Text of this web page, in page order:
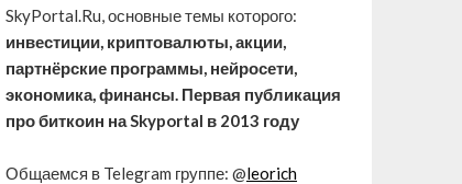
SkyPortal.Ru, основные темы которого:
инвестиции, криптовалюты, акции,
партнёрские программы, нейросети,
экономика, финансы. Первая публикация
про биткоин на Skyportal в 2013 году
Общаемся в Telegram группе: @leorich